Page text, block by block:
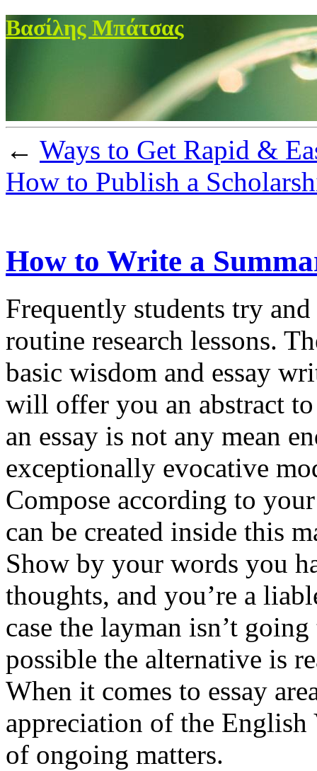
Βασίλης Μπάτσας
← Ways to Get Rapid &
How to Publish a
How to Write a
Frequently students try
routine research lessons.
basic wisdom and essay
will offer you an abstract
an essay is not any mean
exceptionally evocative
Compose according to
can be created inside this
Show by your words you
thoughts, and you’re a
case the layman isn’t
possible the alternative is
When it comes to essay
appreciation of the English
of ongoing matters.